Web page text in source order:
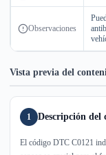
Observaciones
Vista previa del
1 Descripción del
El código DTC C0121